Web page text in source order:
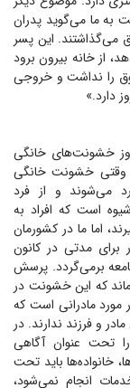
به ما می‌گوید پدران
فرق می‌گذاشتند. این پسر
از خانه بیرون برود
را نداشت و خروجی
دارد.»
خشونت‌های خانگی
وقتی خشونت خانگی
می‌شوند و از فرد
است که افراد به
اما ما در کشورمان
برای مدتی در کانون
بر‌می‌گردد. پرسش
که این خشونت در
مورد مادرانی است که
و فرزند ندارند. در
تحت عنوان آگاهی
خانواده‌ها باید تحت
انجام نمی‌شود،